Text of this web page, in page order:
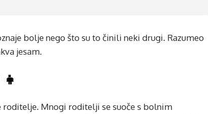
bolje nego što su to činili neki drugi. Razumeo
jesam.
roditelje. Mnogi roditelji se suoče s bolnim